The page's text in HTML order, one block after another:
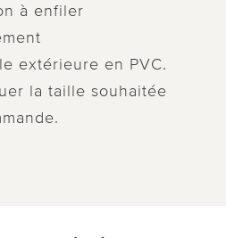
à enfiler
extérieure en PVC.
la taille souhaitée